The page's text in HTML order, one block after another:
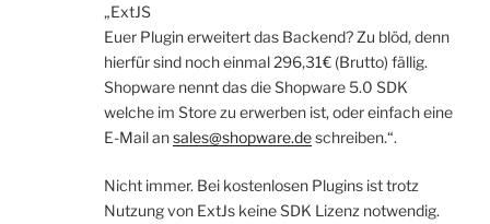
„ExtJS
Euer Plugin erweitert das Backend? Zu blöd, denn
hierfür sind noch einmal 296,31€ (Brutto) fällig.
Shopware nennt das die Shopware 5.0 SDK
welche im Store zu erwerben ist, oder einfach eine
E-Mail ansales@shopware.deschreiben.“.
Nicht immer. Bei kostenlosen Plugins ist trotz
Nutzung von ExtJs keine SDK Lizenz notwendig.